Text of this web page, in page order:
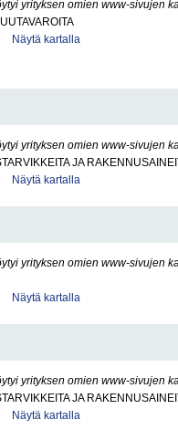
yrityksen omien www-sivujen
Näytä kartalla
yrityksen omien www-sivujen
JA
Näytä kartalla
yrityksen omien www-sivujen
Näytä kartalla
yrityksen omien www-sivujen
JA
Näytä kartalla